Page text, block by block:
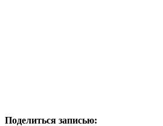
Поделиться записью: